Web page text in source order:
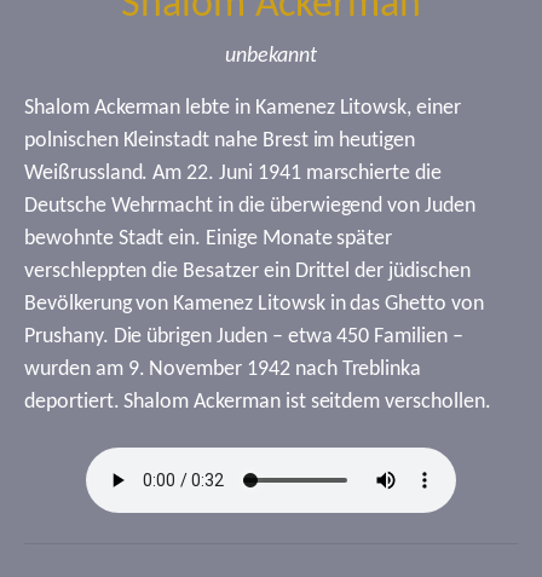
unbekannt
Shalom Ackerman lebte in Kamenez Litowsk, einer
polnischen Kleinstadt nahe Brest im heutigen
Weißrussland. Am 22. Juni 1941 marschierte die
Deutsche Wehrmacht in die überwiegend von Juden
bewohnte Stadt ein. Einige Monate später
verschleppten die Besatzer ein Drittel der jüdischen
Bevölkerung von Kamenez Litowsk in das Ghetto von
Prushany. Die übrigen Juden – etwa 450 Familien –
wurden am 9. November 1942 nach Treblinka
deportiert. Shalom Ackerman ist seitdem verschollen.